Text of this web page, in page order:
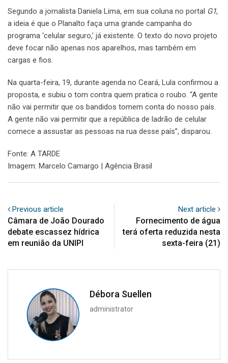
Segundo a jornalista Daniela Lima, em sua coluna no portal G1,
a ideia é que o Planalto faça uma grande campanha do
programa ‘celular seguro,’ já existente. O texto do novo projeto
deve focar não apenas nos aparelhos, mas também em
cargas e fios.
Na quarta-feira, 19, durante agenda no Ceará, Lula confirmou a
proposta, e subiu o tom contra quem pratica o roubo. “A gente
não vai permitir que os bandidos tomem conta do nosso país.
A gente não vai permitir que a república de ladrão de celular
comece a assustar as pessoas na rua desse país”, disparou.
Fonte: A TARDE
Imagem: Marcelo Camargo | Agência Brasil
Previous article
Câmara de João Dourado
debate escassez hídrica
em reunião da UNIPI
Next article
Fornecimento de água
terá oferta reduzida nesta
sexta-feira (21)
Débora Suellen
administrator